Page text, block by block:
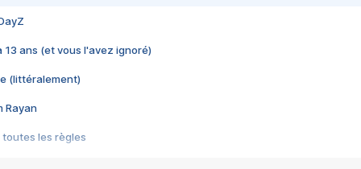
13 ans (et vous l'avez ignoré)
(littéralement)
Rayan
toutes les règles